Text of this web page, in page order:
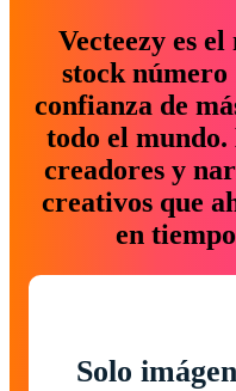
Vecteezy es
stock número
confianza de
todo el
creadores y
creativos que
en
Solo